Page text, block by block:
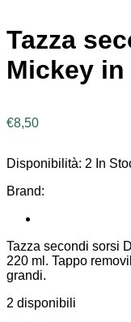
Tazza
Mickey in
€8,50
Disponibilità: 2 In
Brand:
Tazza secondi sorsi
220 ml. Tappo
grandi.
2 disponibili